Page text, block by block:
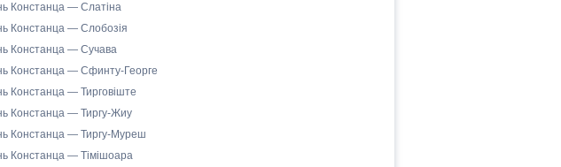
Констанца — Слатіна
Констанца — Слобозія
Констанца — Сучава
Констанца — Сфинту-Георге
Констанца — Тирговіште
Констанца — Тиргу-Жиу
Констанца — Тиргу-Муреш
Констанца — Тімішоара